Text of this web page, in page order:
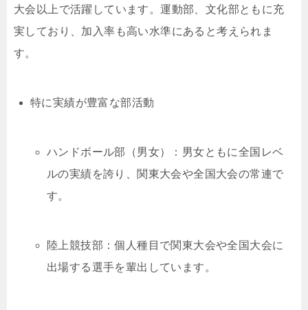
大会以上で活躍しています。運動部、文化部ともに充
実しており、加入率も高い水準にあると考えられま
す。
特に実績が豊富な部活動
ハンドボール部（男女）：男女ともに全国レベ
ルの実績を誇り、関東大会や全国大会の常連で
す。
陸上競技部：個人種目で関東大会や全国大会に
出場する選手を輩出しています。